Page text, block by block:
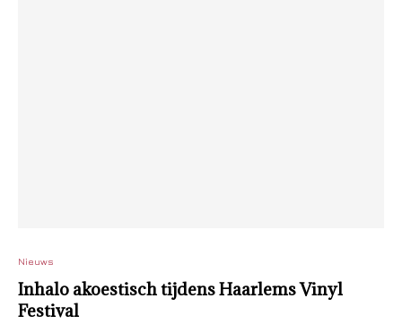
Nieuws
Inhalo akoestisch tijdens Haarlems Vinyl
Festival